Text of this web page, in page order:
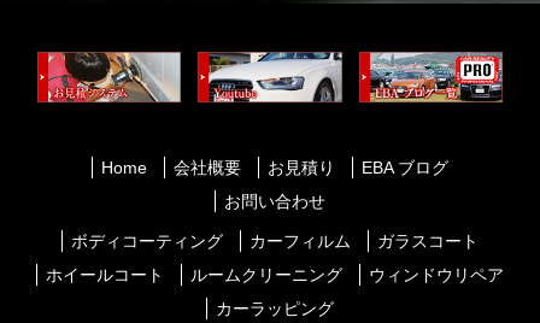
Home 会社概要 お見積り
EBA ブログ
お問い合わせ
ボディコーティング カーフィルム
ガラスコート
ホイールコート
ルームクリーニング
ウィンドウリペア
カーラッピング